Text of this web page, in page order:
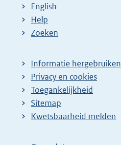
English
Help
Zoeken
Informatie hergebruiken
Privacy en cookies
Toegankelijkheid
Sitemap
E
t
Kwetsbaarheid melden